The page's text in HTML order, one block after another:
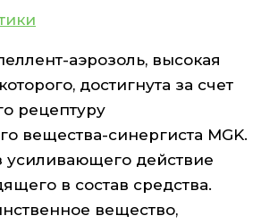
аэрозоль, высокая
достигнута за счет
рецептуру
вещества-синергиста MGK.
усиливающего действие
в состав средства.
вещество,